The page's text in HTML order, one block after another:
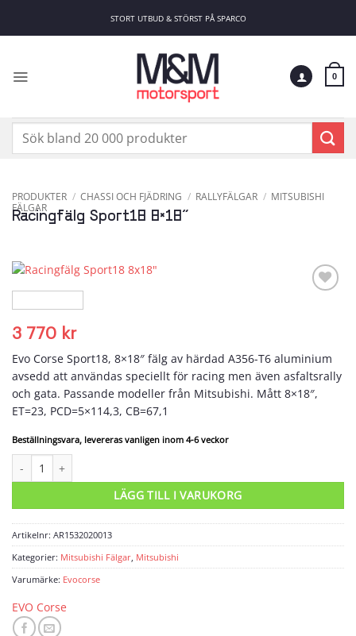
STORT UTBUD & STÖRST PÅ SPARCO
0
Sök
PRODUKTER / CHASSI OCH FJÄDRING / RALLYFÄLGAR / MITSUBISHI
FÄLGAR
Racingfälg Sport18 8×18″
3 770 kr
Evo Corse Sport18, 8×18″ fälg av härdad A356-T6 aluminium
avsedd att användas speciellt för racing men även asfaltsrally
och gata. Passande modeller från Mitsubishi. Mått 8×18″,
ET=23, PCD=5×114,3, CB=67,1
Beställningsvara, levereras vanligen inom 4-6 veckor
LÄGG TILL I VARUKORG
Artikelnr: AR1532020013
Kategorier: Mitsubishi Fälgar, Mitsubishi
Varumärke: Evocorse
EVO Corse